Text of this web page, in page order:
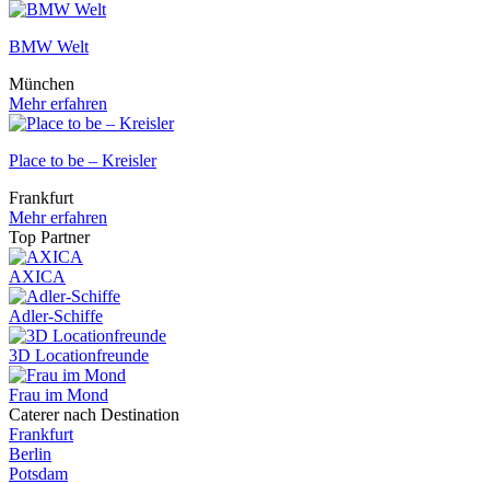
BMW Welt
München
Mehr erfahren
Place to be – Kreisler
Frankfurt
Mehr erfahren
Top Partner
AXICA
Adler-Schiffe
3D Locationfreunde
Frau im Mond
Caterer nach Destination
Frankfurt
Berlin
Potsdam